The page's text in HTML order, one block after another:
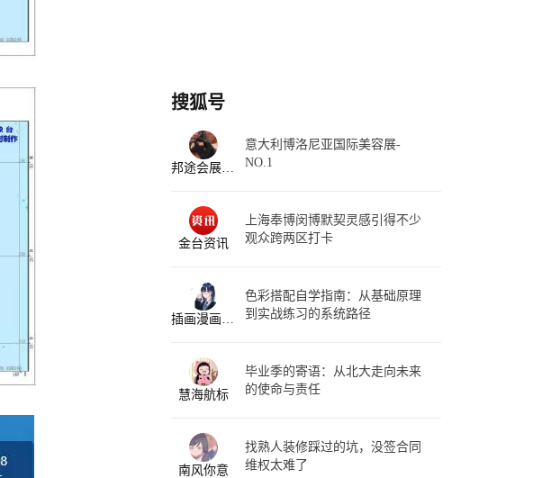
搜狐号
邦途会展cece
意大利博洛尼亚国际美容展-
NO.1
金台资讯
上海奉博闵博默契灵感引得不少
观众跨两区打卡
插画漫画速写本
色彩搭配自学指南：从基础原理
到实战练习的系统路径
慧海航标
毕业季的寄语：从北大走向未来
的使命与责任
南风你意
找熟人装修踩过的坑，没签合同
维权太难了